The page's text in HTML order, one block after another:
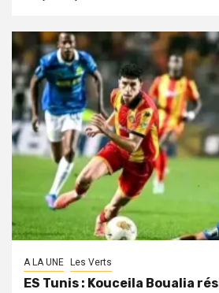
A LA UNE Les Verts
ES Tunis : Kouceila Boualia